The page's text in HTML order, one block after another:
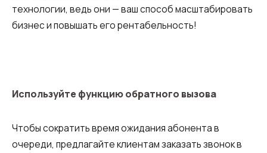
технологии, ведь они — ваш способ масштабировать
бизнес и повышать его рентабельность!
Используйте функцию обратного вызова
Чтобы сократить время ожидания абонента в
очереди, предлагайте клиентам заказать звонок в